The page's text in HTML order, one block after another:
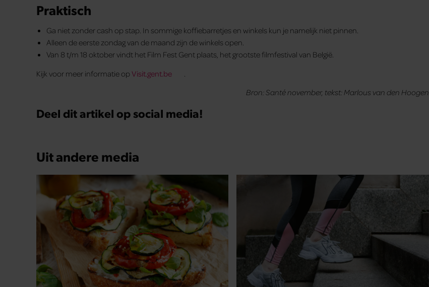
Praktisch
Ga niet zonder cash op stap. In sommige koffiebarretjes en winkels kun je namelijk niet pinnen.
Alleen de eerste zondag van de maand zijn de winkels open.
Van 8 t/m 18 oktober vindt het Film Fest Gent plaats, het grootste filmfestival van België.
Kijk voor meer informatie opVisit.gent.be
Bron: Santé november, tekst: Marlous van den Hoogen
Deel dit artikel op social media!
Uit andere media